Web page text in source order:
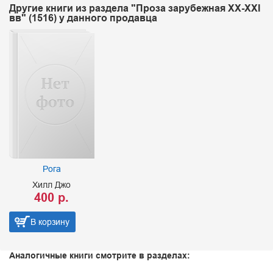
Другие книги из раздела "Проза зарубежная XX-XXI
вв" (1516) у данного продавца
Рога
Хилл Джо
400 р.
В корзину
Аналогичные книги смотрите в разделах: